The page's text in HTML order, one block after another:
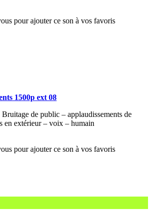
1500p ext 08
de public – applaudissements de
en extérieur – voix – humain